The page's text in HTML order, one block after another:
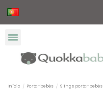
Início Porta-bebés Slings porta-bebés